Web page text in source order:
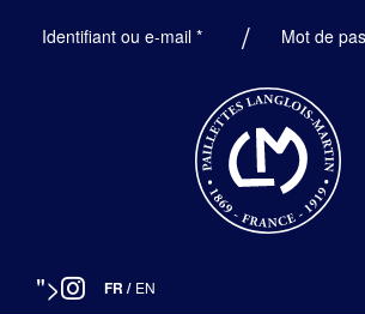
Identifiant ou e-mail *ObligatoireMot de
"> FR / EN